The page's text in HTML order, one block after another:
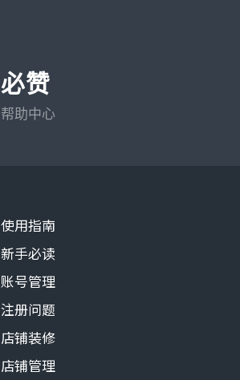
必赞
帮助中心
使用指南
新手必读
账号管理
注册问题
店铺装修
店铺管理